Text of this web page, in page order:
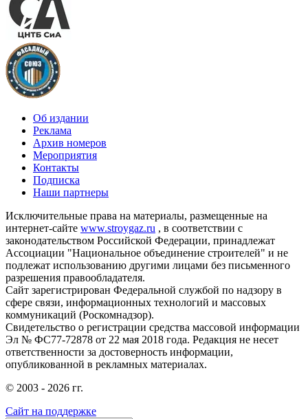
Об издании
Реклама
Архив номеров
Мероприятия
Контакты
Подписка
Наши партнеры
Исключительные права на материалы, размещенные на
интернет-сайте www.stroygaz.ru , в соответствии с
законодательством Российской Федерации, принадлежат
Ассоциации "Национальное объединение строителей" и не
подлежат использованию другими лицами без письменного
разрешения правообладателя.
Сайт зарегистрирован Федеральной службой по надзору в
сфере связи, информационных технологий и массовых
коммуникаций (Роскомнадзор).
Свидетельство о регистрации средства массовой информации
Эл № ФС77-72878 от 22 мая 2018 года. Редакция не несет
ответственности за достоверность информации,
опубликованной в рекламных материалах.
© 2003 - 2026 гг.
Сайт на поддержке